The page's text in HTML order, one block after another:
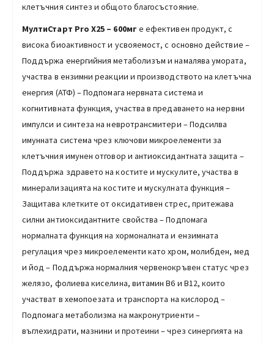
клетъчния синтез и общото благосъстояние.
МултиСтарт Pro X25 – 600мг е ефективен продукт, с
висока биоактивност и усвояемост, с основно действие –
Поддържа енергийния метаболизъм и намалява умората,
участва в ензимни реакции и производството на клетъчна
енергия (АТФ) – Подпомага нервната система и
когнитивната функция, участва в предаването на нервни
импулси и синтеза на невротрансмитери – Подсилва
имунната система чрез ключови микроелементи за
клетъчния имунен отговор и антиоксидантната защита –
Поддържа здравето на костите и мускулите, участва в
минерализацията на костите и мускулната функция –
Защитава клетките от оксидативен стрес, притежава
силни антиоксидантните свойства – Подпомага
нормалната функция на хормоналната и ензимната
регулация чрез микроелементи като хром, молибден, мед
и йод – Поддържа нормалния червенокръвен статус чрез
желязо, фолиева киселина, витамин В6 и В12, които
участват в хемопоезата и транспорта на кислород –
Подпомага метаболизма на макронутриенти –
въглехидрати, мазнини и протеини – чрез синергията на